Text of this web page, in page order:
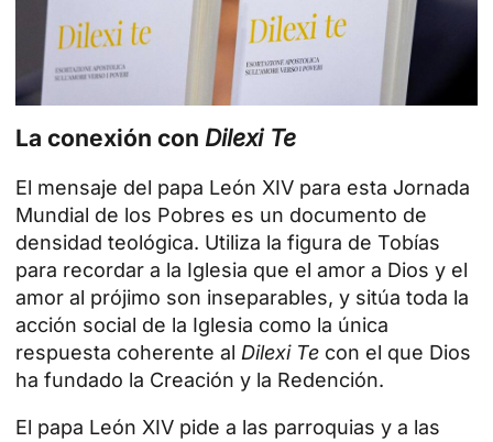
La conexión con Dilexi Te
El mensaje del papa León XIV para esta Jornada
Mundial de los Pobres es un documento de
densidad teológica. Utiliza la figura de Tobías
para recordar a la Iglesia que el amor a Dios y el
amor al prójimo son inseparables, y sitúa toda la
acción social de la Iglesia como la única
respuesta coherente al Dilexi Te con el que Dios
ha fundado la Creación y la Redención.
El papa León XIV pide a las parroquias y a las